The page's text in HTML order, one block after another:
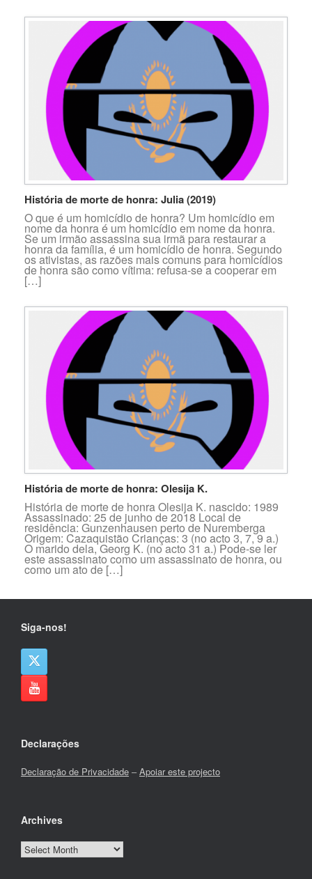
História de morte de honra: Julia (2019)
O que é um homicídio de honra? Um homicídio em
nome da honra é um homicídio em nome da honra.
Se um irmão assassina sua irmã para restaurar a
honra da família, é um homicídio de honra. Segundo
os ativistas, as razões mais comuns para homicídios
de honra são como vítima: refusa-se a cooperar em
[…]
História de morte de honra: Olesija K.
História de morte de honra Olesija K. nascido: 1989
Assassinado: 25 de junho de 2018 Local de
residência: Gunzenhausen perto de Nuremberga
Origem: Cazaquistão Crianças: 3 (no acto 3, 7, 9 a.)
O marido dela, Georg K. (no acto 31 a.) Pode-se ler
este assassinato como um assassinato de honra, ou
como um ato de […]
Siga-nos!
Declarações
Declaração de Privacidade –Apoiar este projecto
Archives
Archives